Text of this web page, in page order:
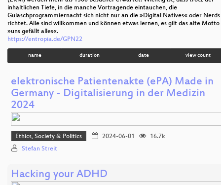
inhaltlichen Tiefe, in die manche Vortragende eintauchen, die
Gulaschprogrammiernacht sich nicht nur an die »Digital Natives« oder Nerds
richtet. Alle sind willkommen und können etwas lernen, es gilt das alte Motto
»uns gefällt alles«.
https://entropia.de/GPN22
name duration date view count
elektronische Patientenakte (ePA) Made in
Germany - Digitalisierung in der Medizin
2024
Ethics, Society & Politics 2024-06-01
16.7k
Stefan Streit
Hacking your ADHD